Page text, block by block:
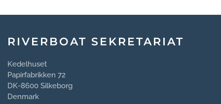
RIVERBOAT SEKRETARIAT
Kedelhuset
Papirfabrikken 72
DK-8600 Silkeborg
Denmark